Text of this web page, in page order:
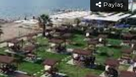
Paylaş